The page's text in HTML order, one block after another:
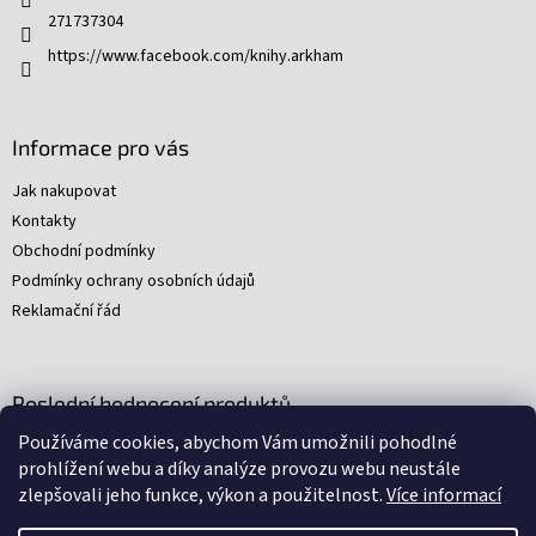
Používáme cookies, abychom Vám umožnili pohodlné
prohlížení webu a díky analýze provozu webu neustále
zlepšovali jeho funkce, výkon a použitelnost.Více informací
v
k
271737304
https://www.facebook.com/knihy.arkham
Informace pro vás
Jak nakupovat
Kontakty
Obchodní podmínky
Podmínky ochrany osobních údajů
Reklamační řád
Poslední hodnocení produktů
Young Indiana Jones a poklad na plantáži (A)
Hodnocení produktu je 5 z 5 hvězdiček.
|